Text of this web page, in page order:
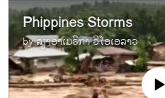
Phippines Storms
byສຽງອາເມຣິກາ ວີໂອເອລາວ
No media